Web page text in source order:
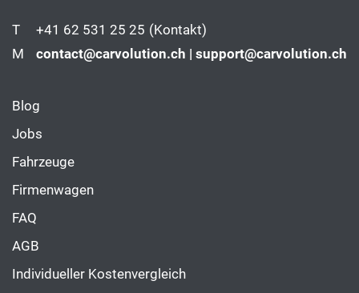
T +41 62 531 25 25 (Kontakt)
M
contact@carvolution.ch | support@carvolution.ch
Blog
Jobs
Fahrzeuge
Firmenwagen
FAQ
AGB
Individueller Kostenvergleich